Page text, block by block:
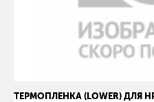
ТЕРМОПЛЕНКА (LOWER) ДЛЯ HP